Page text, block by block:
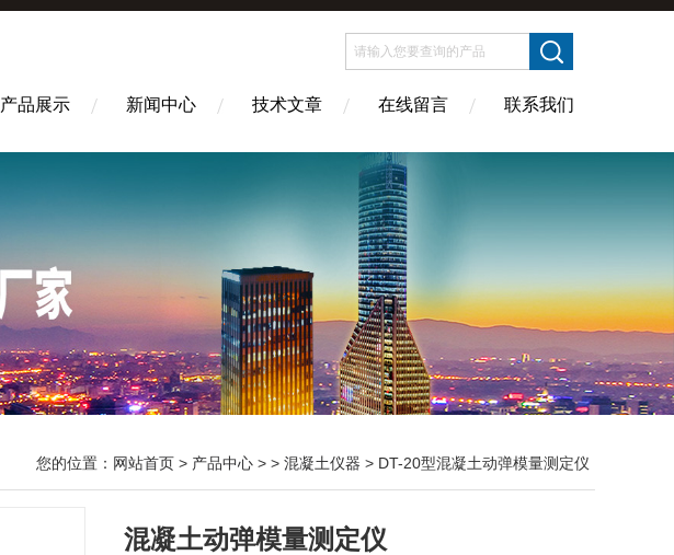
产品展示 新闻中心 技术文章 在线留言 联系我们
您的位置： 网站首页 > 产品中心 > > 混凝土仪器 > DT-20型混凝土动弹模量测定仪
混凝土动弹模量测定仪